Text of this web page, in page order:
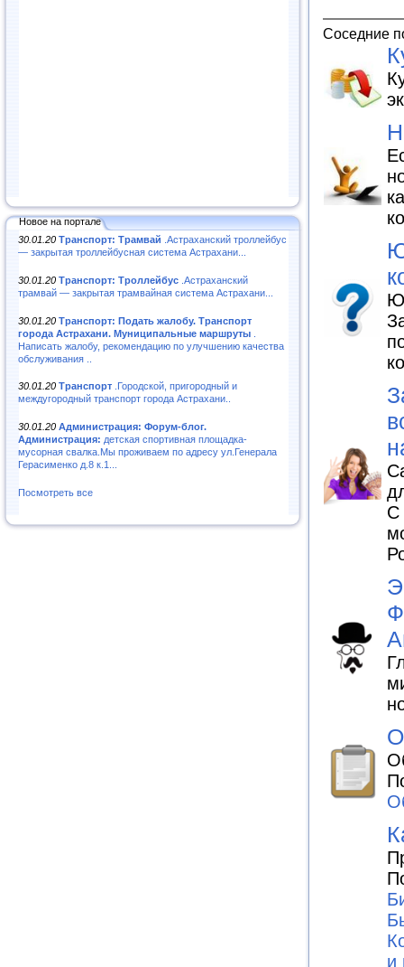
Новое на портале
30.01.20 Транспорт: Трамвай .Астраханский троллейбус
— закрытая троллейбусная система Астрахани...
30.01.20 Транспорт: Троллейбус .Астраханский
трамвай — закрытая трамвайная система Астрахани...
30.01.20 Транспорт: Подать жалобу. Транспорт
города Астрахани. Муниципальные маршруты
Написать жалобу, рекомендацию по улучшению качества
обслуживания ..
30.01.20 Транспорт .Городской, пригородный и
междугородный транспорт города Астрахани..
30.01.20 Администрация: Форум-блог.
Администрация: детская спортивная площадка-
мусорная свалка.Мы проживаем по адресу ул.Генерала
Герасименко д.8 к.1...
Посмотреть все
Соседние
С
и